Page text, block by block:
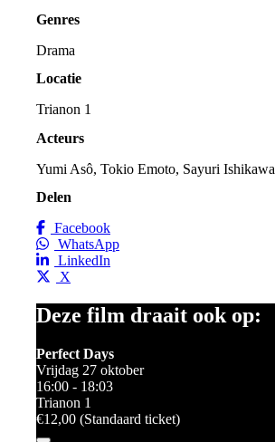
Genres
Drama
Locatie
Trianon 1
Acteurs
Yumi Asô, Tokio Emoto, Sayuri Ishikawa
Delen
Facebook
WhatsApp
LinkedIn
X
Deze film draait ook op:
Perfect Days
Vrijdag 27 oktober
16:00 - 18:03
Trianon 1
€12,00 (Standaard ticket)